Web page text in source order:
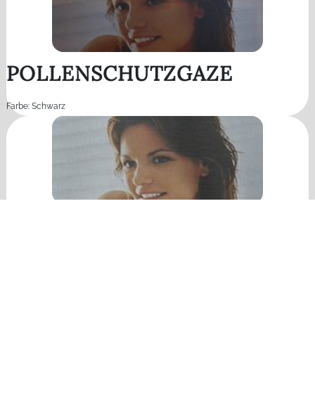
POLLENSCHUTZGAZE
Farbe: Schwarz